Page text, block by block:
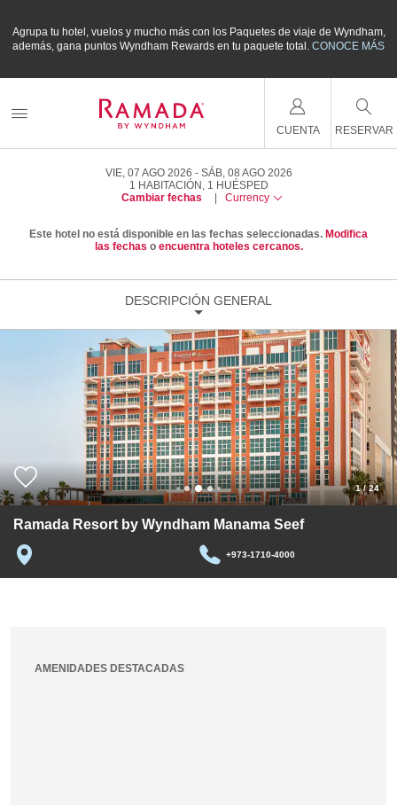
Agrupa tu hotel, vuelos y mucho más con los Paquetes de viaje de Wyndham,
además, gana puntos Wyndham Rewards en tu paquete total.CONOCE MÁS
CUENTA RESERVAR
VIE, 07 AGO 2026
SÁB, 08 AGO 2026
1 HABITACIÓN , 1 HUÉSPED
Cambiar fechas
Currency
Este hotel no está disponible en las fechas seleccionadas. Modifica
las fechas o encuentra hoteles cercanos.
DESCRIPCIÓN GENERAL
1/24
Ramada Resort by Wyndham Manama Seef
+973-1710-4000
AMENIDADES DESTACADAS